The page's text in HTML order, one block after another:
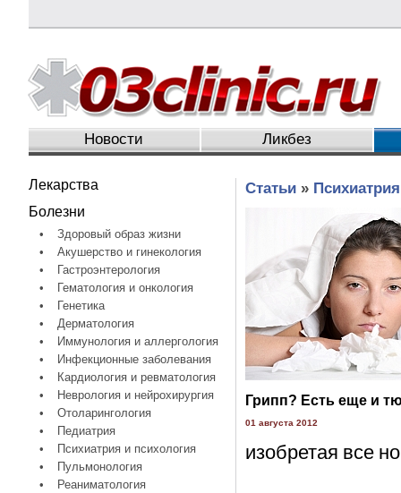
Новости Ликбез
Лекарства
Болезни
•
Здоровый образ жизни
•
Акушерство и гинекология
•
Гастроэнтерология
•
Гематология и онкология
•
Генетика
•
Дерматология
•
Иммунология и аллергология
•
Инфекционные заболевания
•
Кардиология и ревматология
•
Неврология и нейрохирургия
•
Отоларингология
•
Педиатрия
•
Психиатрия и психология
•
Пульмонология
•
Реаниматология
Статьи»
Грипп? Есть еще и
01 августа 2012
изобретая все